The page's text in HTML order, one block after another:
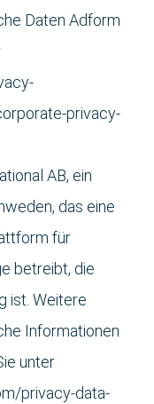
Daten Adform
privacy-
AB, ein
das eine
für
betreibt, die
ist. Weitere
Informationen
unter
privacy-data-